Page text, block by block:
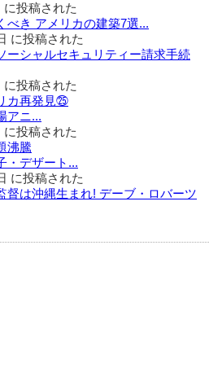
に投稿された
べき アメリカの建築7選...
に投稿された
ーシャルセキュリティー請求手続
に投稿された
カ再発見㉕
アニ...
に投稿された
沸騰
・デザート...
に投稿された
督は沖縄生まれ! デーブ・ロバーツ